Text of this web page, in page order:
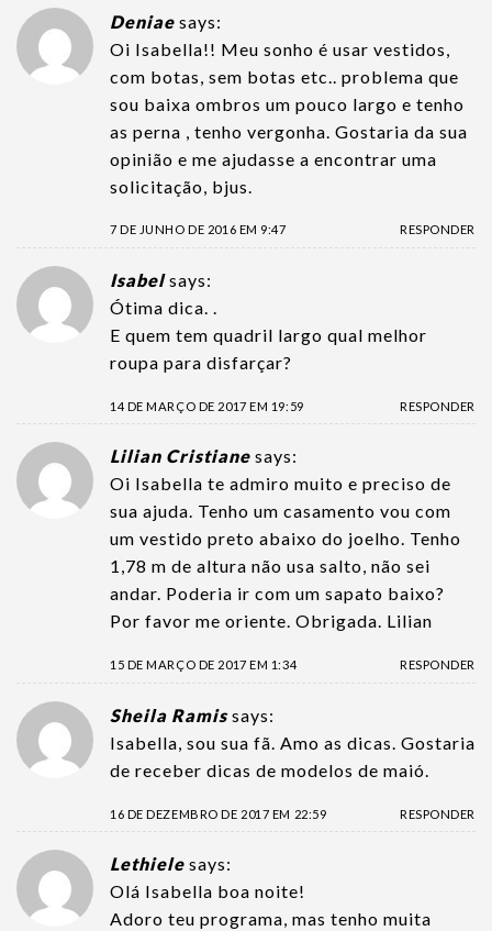
Deniae says:
Oi Isabella!! Meu sonho é usar vestidos,
com botas, sem botas etc.. problema que
sou baixa ombros um pouco largo e tenho
as perna , tenho vergonha. Gostaria da sua
opinião e me ajudasse a encontrar uma
solicitação, bjus.
7 DE JUNHO DE 2016 EM 9:47 RESPONDER
Isabel says:
Ótima dica. .
E quem tem quadril largo qual melhor
roupa para disfarçar?
14 DE MARÇO DE 2017 EM 19:59 RESPONDER
Lilian Cristiane says:
Oi Isabella te admiro muito e preciso de
sua ajuda. Tenho um casamento vou com
um vestido preto abaixo do joelho. Tenho
1,78 m de altura não usa salto, não sei
andar. Poderia ir com um sapato baixo?
Por favor me oriente. Obrigada. Lilian
15 DE MARÇO DE 2017 EM 1:34 RESPONDER
Sheila Ramis says:
Isabella, sou sua fã. Amo as dicas. Gostaria
de receber dicas de modelos de maió.
16 DE DEZEMBRO DE 2017 EM 22:59 RESPONDER
Lethiele says:
Olá Isabella boa noite!
Adoro teu programa, mas tenho muita